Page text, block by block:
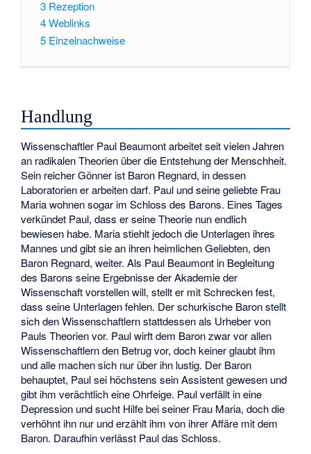
3 Rezeption
4Weblinks
5 Einzelnachweise
Handlung
Wissenschaftler Paul Beaumont arbeitet seit vielen Jahren
an radikalen Theorien über die Entstehung der Menschheit.
Sein reicher Gönner ist Baron Regnard, in dessen
Laboratorien er arbeiten darf. Paul und seine geliebte Frau
Maria wohnen sogar im Schloss des Barons. Eines Tages
verkündet Paul, dass er seine Theorie nun endlich
bewiesen habe. Maria stiehlt jedoch die Unterlagen ihres
Mannes und gibt sie an ihren heimlichen Geliebten, den
Baron Regnard, weiter. Als Paul Beaumont in Begleitung
des Barons seine Ergebnisse der Akademie der
Wissenschaft vorstellen will, stellt er mit Schrecken fest,
dass seine Unterlagen fehlen. Der schurkische Baron stellt
sich den Wissenschaftlern stattdessen als Urheber von
Pauls Theorien vor. Paul wirft dem Baron zwar vor allen
Wissenschaftlern den Betrug vor, doch keiner glaubt ihm
und alle machen sich nur über ihn lustig. Der Baron
behauptet, Paul sei höchstens sein Assistent gewesen und
gibt ihm verächtlich eine Ohrfeige. Paul verfällt in eine
Depression und sucht Hilfe bei seiner Frau Maria, doch die
verhöhnt ihn nur und erzählt ihm von ihrer Affäre mit dem
Baron. Daraufhin verlässt Paul das Schloss.